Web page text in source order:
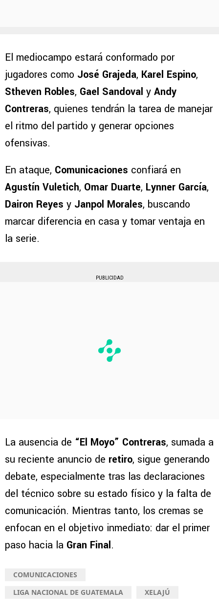
El mediocampo estará conformado por
jugadores como José Grajeda, Karel Espino,
Stheven Robles, Gael Sandoval y Andy
Contreras, quienes tendrán la tarea de manejar
el ritmo del partido y generar opciones
ofensivas.
En ataque, Comunicaciones confiará en
Agustín Vuletich, Omar Duarte, Lynner García,
Dairon Reyes y Janpol Morales, buscando
marcar diferencia en casa y tomar ventaja en
la serie.
PUBLICIDAD
La ausencia de “El Moyo” Contreras, sumada a
su reciente anuncio de retiro, sigue generando
debate, especialmente tras las declaraciones
del técnico sobre su estado físico y la falta de
comunicación. Mientras tanto, los cremas se
enfocan en el objetivo inmediato: dar el primer
paso hacia la Gran Final.
COMUNICACIONES
LIGA NACIONAL DE GUATEMALA
XELAJÚ